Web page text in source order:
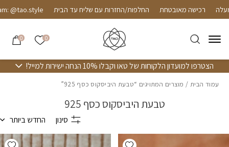
Skip to Contentרכישה מאובטחת החלפות/החזרות עם שליח עד הבית @tao.style
0 הרשימה
0
הצטרפו למועדון הלקוחות של טאו וקבלו 10% הנחה ישירות למייל!
עמוד הבית / מוצרים המתויגים “טבעת היביסקוס כסף 925”
טבעת היביסקוס כסף 925
סינון החדש ביותר
Add wishlist
בחזרה למעלה